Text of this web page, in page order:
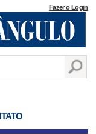
Fazer o Login